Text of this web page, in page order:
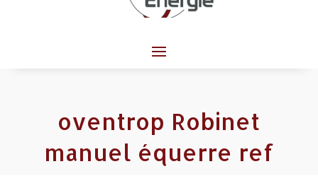
oventrop Robinet
manuel équerre ref